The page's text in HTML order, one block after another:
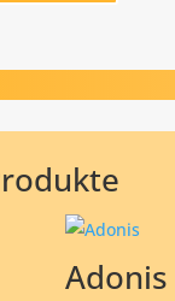
Adonis